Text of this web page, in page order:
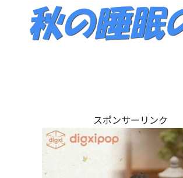
スポンサーリンク